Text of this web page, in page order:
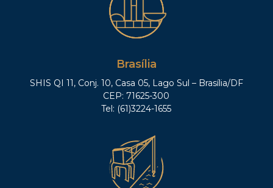
Brasília
SHIS QI 11, Conj. 10, Casa 05, Lago Sul – Brasília/DF
CEP: 71625-300
Tel: (61)3224-1655